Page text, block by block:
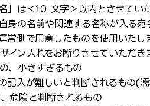
」は＜10 文字＞以内とさせていた
身の名前や関連する名称が入る宛
営側で用意したものを使用いたし
イン入れをお断りさせていただき
、小さすぎるもの
記入が難しいと判断されるもの(
危険と判断されるもの